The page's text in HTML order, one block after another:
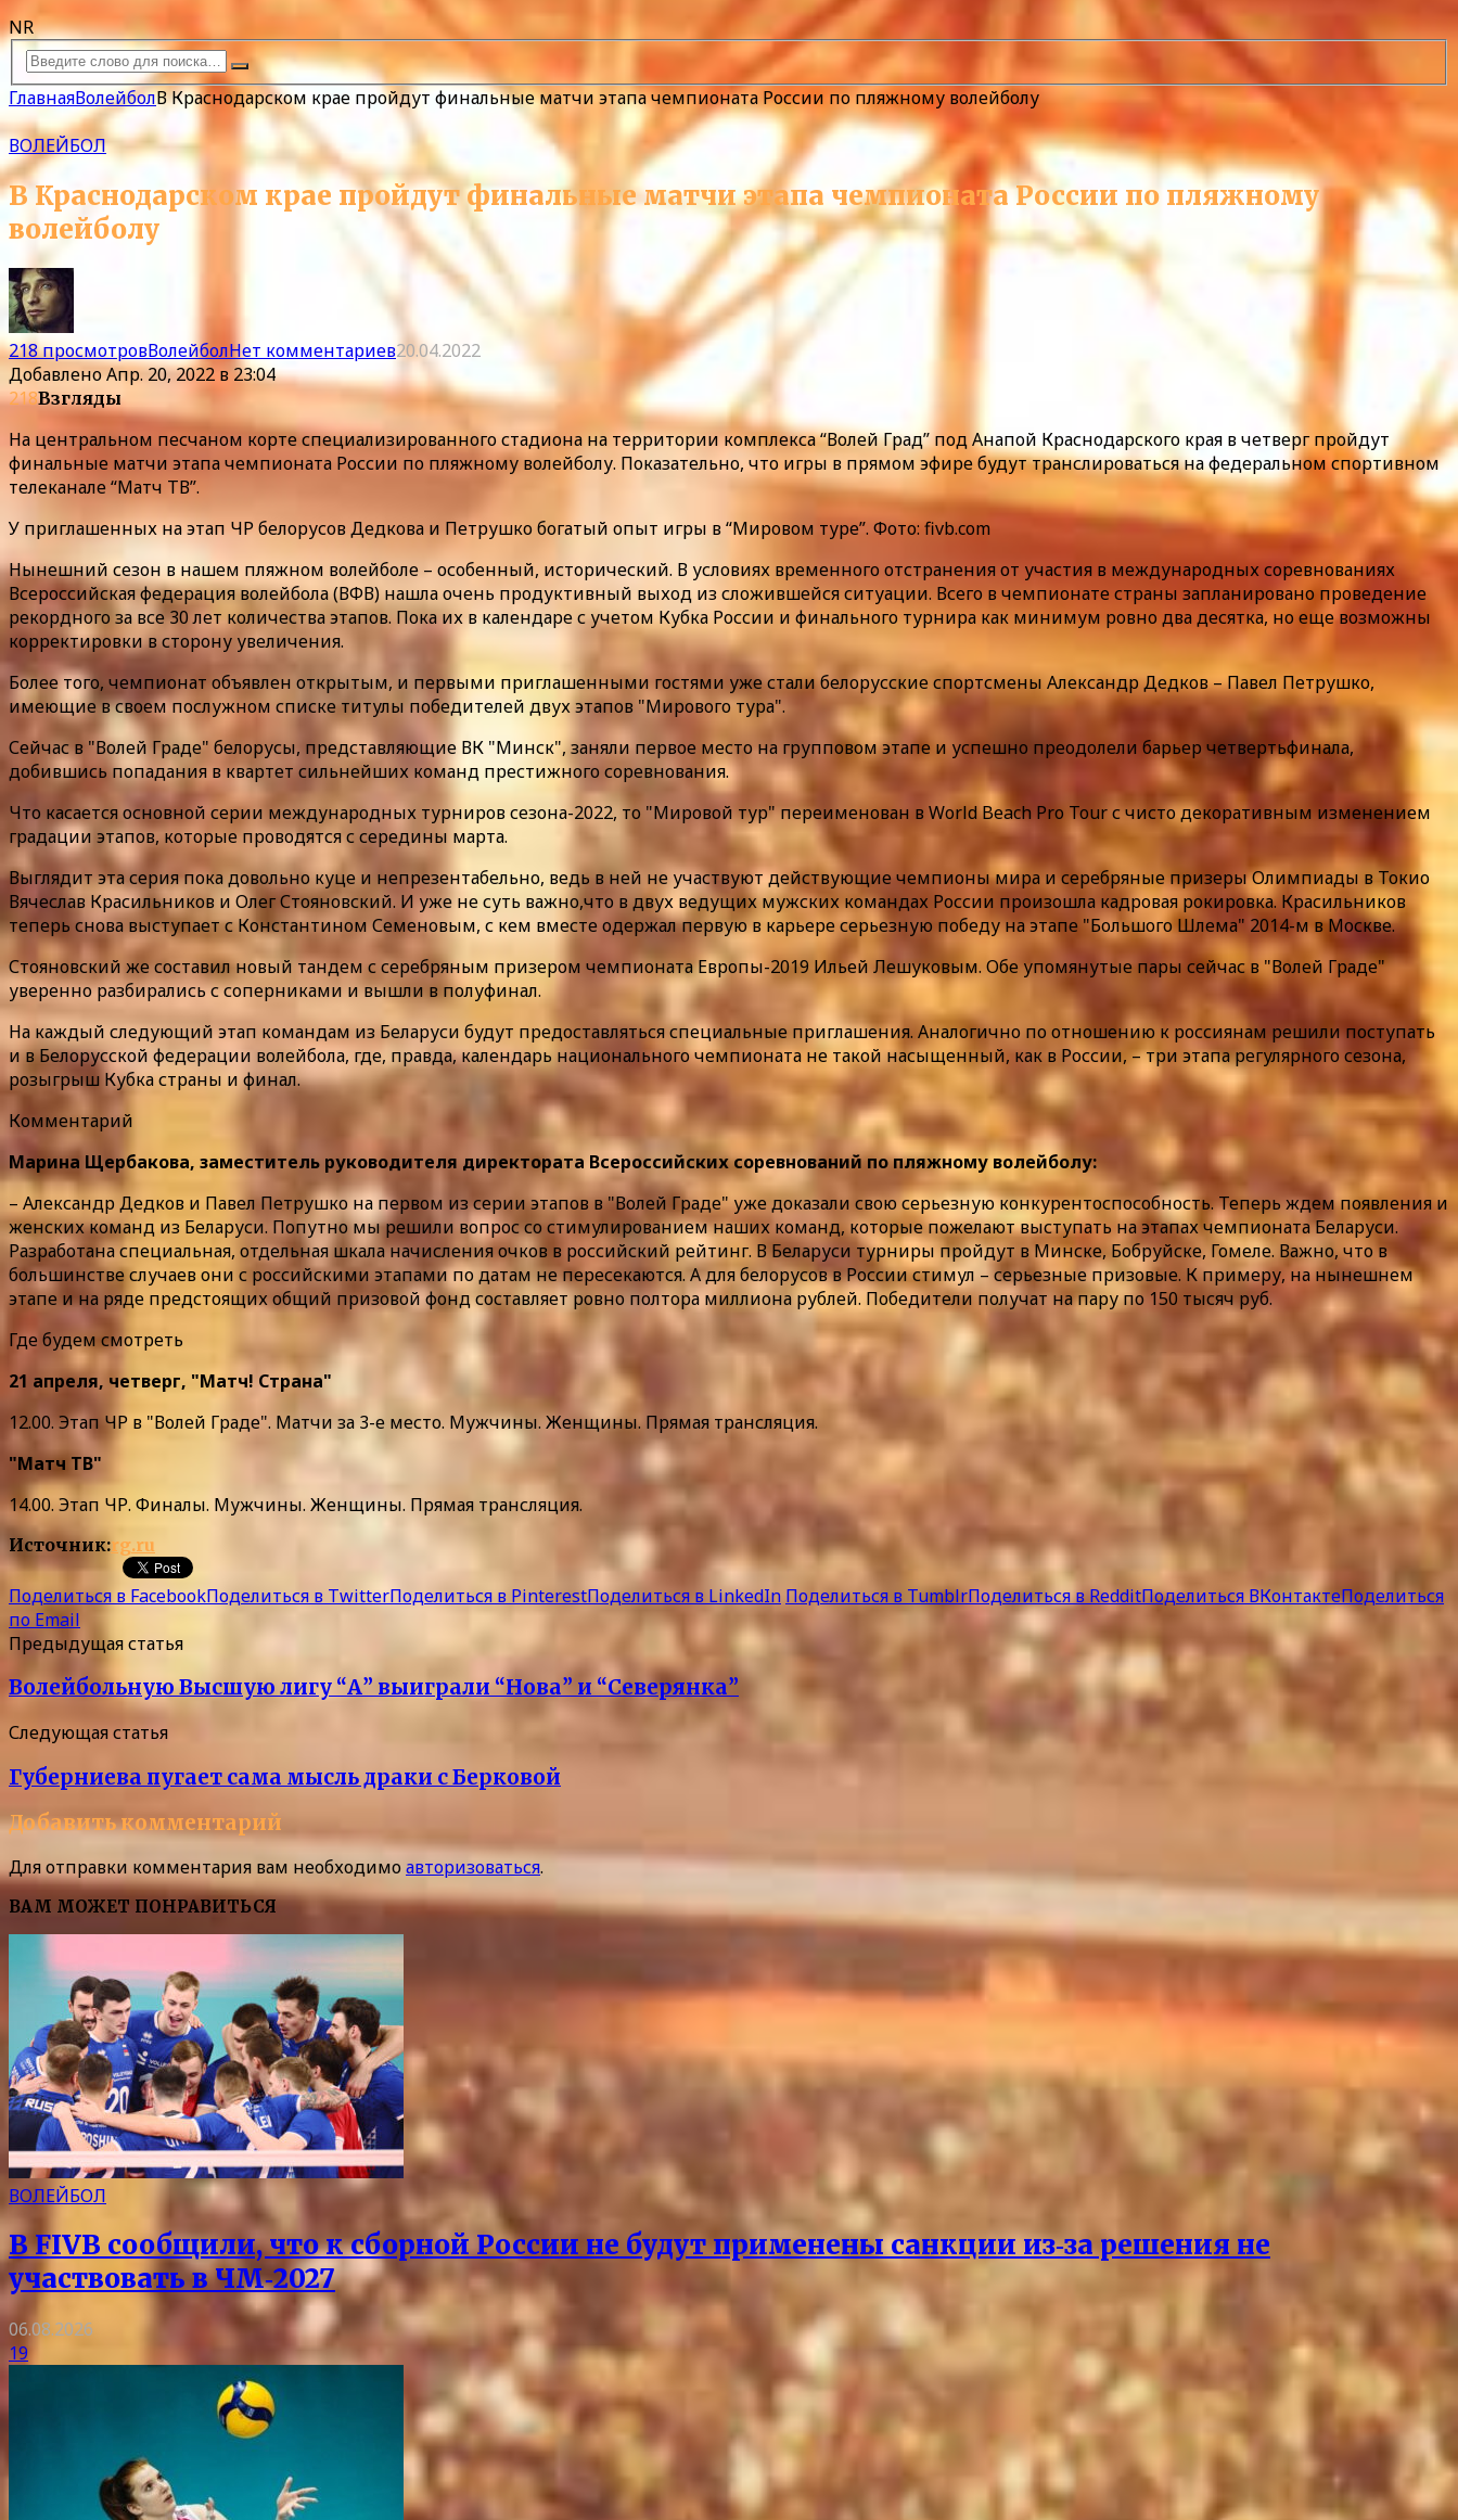
NR
ГлавнаяВолейболВ Краснодарском крае пройдут финальные матчи этапа чемпионата России по пляжному волейболу
ВОЛЕЙБОЛ
В Краснодарском крае пройдут финальные матчи этапа чемпионата России по пляжному
волейболу
218 просмотровВолейболНет комментариев20.04.2022
ДобавленоАпр. 20, 2022 в 23:04
218Взгляды
На центральном песчаном корте специализированного стадиона на территории комплекса “Волей Град” под Анапой Краснодарского края в четверг пройдут
финальные матчи этапа чемпионата России по пляжному волейболу. Показательно, что игры в прямом эфире будут транслироваться на федеральном спортивном
телеканале “Матч ТВ”.
У приглашенных на этап ЧР белорусов Дедкова и Петрушко богатый опыт игры в “Мировом туре”. Фото: fivb.com
Нынешний сезон в нашем пляжном волейболе – особенный, исторический. В условиях временного отстранения от участия в международных соревнованиях
Всероссийская федерация волейбола (ВФВ) нашла очень продуктивный выход из сложившейся ситуации. Всего в чемпионате страны запланировано проведение
рекордного за все 30 лет количества этапов. Пока их в календаре с учетом Кубка России и финального турнира как минимум ровно два десятка, но еще возможны
корректировки в сторону увеличения.
Более того, чемпионат объявлен открытым, и первыми приглашенными гостями уже стали белорусские спортсмены Александр Дедков – Павел Петрушко,
имеющие в своем послужном списке титулы победителей двух этапов "Мирового тура".
Сейчас в "Волей Граде" белорусы, представляющие ВК "Минск", заняли первое место на групповом этапе и успешно преодолели барьер четвертьфинала,
добившись попадания в квартет сильнейших команд престижного соревнования.
Что касается основной серии международных турниров сезона-2022, то "Мировой тур" переименован в World Beach Pro Tour с чисто декоративным изменением
градации этапов, которые проводятся с середины марта.
Выглядит эта серия пока довольно куце и непрезентабельно, ведь в ней не участвуют действующие чемпионы мира и серебряные призеры Олимпиады в Токио
Вячеслав Красильников и Олег Стояновский. И уже не суть важно,что в двух ведущих мужских командах России произошла кадровая рокировка. Красильников
теперь снова выступает с Константином Семеновым, с кем вместе одержал первую в карьере серьезную победу на этапе "Большого Шлема" 2014-м в Москве.
Стояновский же составил новый тандем с серебряным призером чемпионата Европы-2019 Ильей Лешуковым. Обе упомянутые пары сейчас в "Волей Граде"
уверенно разбирались с соперниками и вышли в полуфинал.
На каждый следующий этап командам из Беларуси будут предоставляться специальные приглашения. Аналогично по отношению к россиянам решили поступать
и в Белорусской федерации волейбола, где, правда, календарь национального чемпионата не такой насыщенный, как в России, – три этапа регулярного сезона,
розыгрыш Кубка страны и финал.
Комментарий
Марина Щербакова, заместитель руководителя директората Всероссийских соревнований по пляжному волейболу:
– Александр Дедков и Павел Петрушко на первом из серии этапов в "Волей Граде" уже доказали свою серьезную конкурентоспособность. Теперь ждем появления и
женских команд из Беларуси. Попутно мы решили вопрос со стимулированием наших команд, которые пожелают выступать на этапах чемпионата Беларуси.
Разработана специальная, отдельная шкала начисления очков в российский рейтинг. В Беларуси турниры пройдут в Минске, Бобруйске, Гомеле. Важно, что в
большинстве случаев они с российскими этапами по датам не пересекаются. А для белорусов в России стимул – серьезные призовые. К примеру, на нынешнем
этапе и на ряде предстоящих общий призовой фонд составляет ровно полтора миллиона рублей. Победители получат на пару по 150 тысяч руб.
Где будем смотреть
21 апреля, четверг, "Матч! Страна"
12.00. Этап ЧР в "Волей Граде". Матчи за 3-е место. Мужчины. Женщины. Прямая трансляция.
"Матч ТВ"
14.00. Этап ЧР. Финалы. Мужчины. Женщины. Прямая трансляция.
Источник:rg.ru
Поделиться в FacebookПоделиться в TwitterПоделиться в PinterestПоделиться в LinkedIn Поделиться в TumblrПоделиться в RedditПоделиться ВКонтактеПоделиться
по Email
Предыдущая статья
Волейбольную Высшую лигу “А” выиграли “Нова” и “Северянка”
Следующая статья
Губерниева пугает сама мысль драки с Берковой
Добавить комментарий
Для отправки комментария вам необходимоавторизоваться.
ВАМ МОЖЕТ ПОНРАВИТЬСЯ
ВОЛЕЙБОЛ
В FIVB сообщили, что к сборной России не будут применены санкции из‑за решения не
участвовать в ЧМ‑2027
06.08.2026
19